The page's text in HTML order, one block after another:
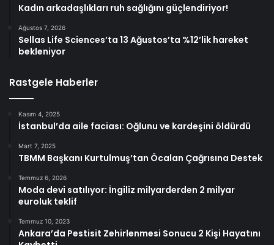
Kadın arkadaşlıkları ruh sağlığını güçlendiriyor!
Ağustos 7, 2026
Sellas Life Sciences’ta 13 Ağustos’ta %12’lik hareket
bekleniyor
Rastgele Haberler
Kasım 4, 2025
İstanbul’da aile faciası: Oğlunu ve kardeşini öldürdü
Mart 7, 2025
TBMM Başkanı Kurtulmuş’tan Öcalan Çağrısına Destek
Temmuz 6, 2026
Moda devi satılıyor: İngiliz milyarderden 2 milyar
euroluk teklif
Temmuz 10, 2023
Ankara’da Pestisit Zehirlenmesi Sonucu 2 Kişi Hayatını